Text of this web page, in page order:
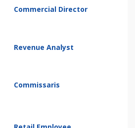
Commercial Director
Revenue Analyst
Commissaris